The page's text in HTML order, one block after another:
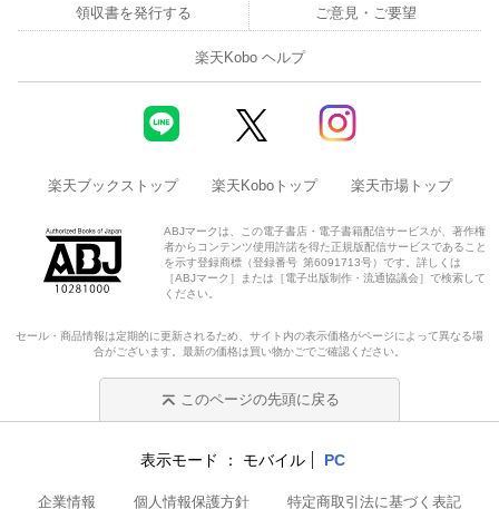
領収書を発行する ご意見・ご要望
楽天Kobo ヘルプ
楽天ブックストップ 楽天Koboトップ 楽天市場トップ
ABJマークは、この電子書店・電子書籍配信サービスが、著作権
者からコンテンツ使用許諾を得た正規版配信サービスであること
を示す登録商標（登録番号 第6091713号）です。詳しくは
［ABJマーク］または［電子出版制作・流通協議会］で検索して
ください。
セール・商品情報は定期的に更新されるため、サイト内の表示価格がページによって異なる場
合がございます。最新の価格は買い物かごでご確認ください。
このページの先頭に戻る
表示モード モバイル PC
企業情報 個人情報保護方針 特定商取引法に基づく表記